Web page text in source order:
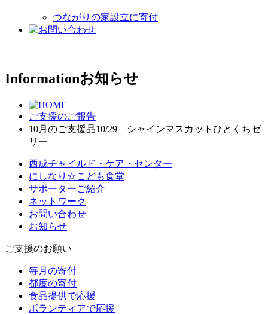
つながりの家設立に寄付
Informationお知らせ
ご支援のご報告
10月のご支援品10/29 シャインマスカットひとくちゼ
リー
西成チャイルド・ケア・センター
にしなり☆こども食堂
サポーターご紹介
ネットワーク
お問い合わせ
お知らせ
ご支援のお願い
毎月の寄付
都度の寄付
食品提供で応援
ボランティアで応援